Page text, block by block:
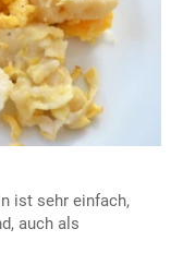
ist sehr einfach,
auch als